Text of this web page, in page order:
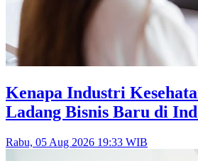
Kenapa Industri
Ladang Bisnis Baru di
Rabu, 05 Aug 2026 19:33 WIB